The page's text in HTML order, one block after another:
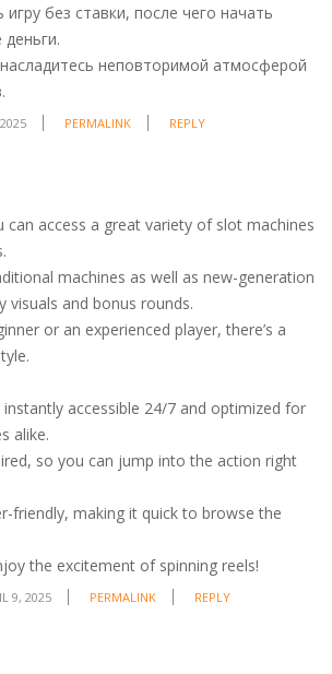
без ставки, после чего начать
неповторимой атмосферой
PERMALINK REPLY
can access a great variety of slot machines
machines as well as new-generation
visuals and bonus rounds.
or an experienced player, there’s a
accessible 24/7 and optimized for
alike.
so you can jump into the action right
friendly, making it quick to browse the
the excitement of spinning reels!
9, 2025 PERMALINK REPLY